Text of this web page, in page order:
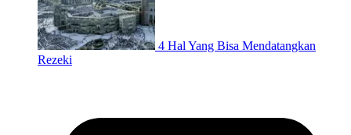
4 Hal Yang Bisa Mendatangkan
Rezeki